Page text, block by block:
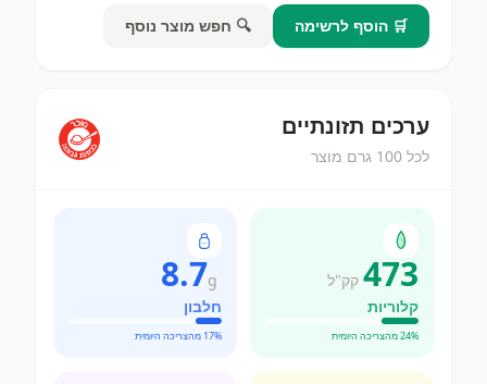
🛒 הוסף לרשימה 🔍 חפש מוצר נוסף
ערכים תזונתיים
לכל 100 גרם מוצר
473 קק"ל
קלוריות
24% מהצריכה היומית
8.7g
חלבון
17% מהצריכה היומית